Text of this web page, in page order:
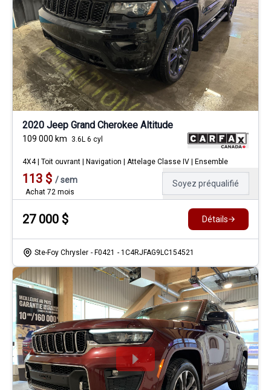
2020 Jeep Grand Cherokee Altitude
109 000 km 3.6L 6 cyl
4X4 | Toit ouvrant | Navigation | Attelage Classe IV | Ensemble
113 $ /sem
Achat 72 mois
Soyez préqualifié
27 000 $ Détails
Ste-Foy Chrysler - F0421 - 1C4RJFAG9LC154521